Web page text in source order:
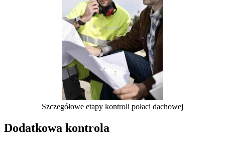
Szczegółowe etapy kontroli połaci dachowej
Dodatkowa kontrola